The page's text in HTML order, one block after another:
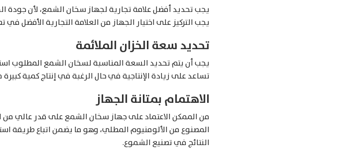
يجب تحديد أفضل علامة تجارية لجهاز سخان الشمع، لأن جودة
يجب التركيز على اختيار الجهاز من العلامة التجارية الأفضل
تحديد سعة الخزان الملائمة
يجب أن يتم تحديد السعة المناسبة لسخان الشمع المطلوب
تساعد على زيادة الإنتاجية في حال الرغبة في إنتاج كمية
الاهتمام بمتانة الجهاز
من الممكن الاعتماد على جهاز سخان الشمع على قدر عالي من
المصنوع من الألومنيوم المطلي، وهو ما يضمن اتباع
النتائج في تصنيع الشموع.